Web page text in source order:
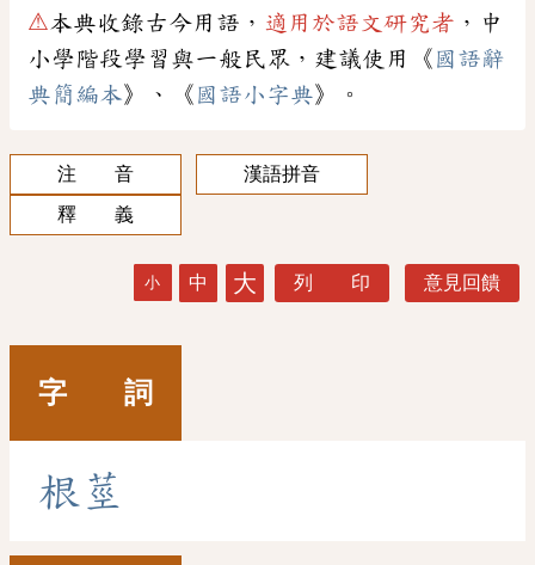
⚠本典收錄古今用語， 適用於語文研究者 ，中
小學階段學習與一般民眾，建議使用《 國語辭
典簡編本》、《 國語小字典》。
注 音
漢語拼音
釋 義
小 中 大 列 印 意見回饋
字 詞
根 莖